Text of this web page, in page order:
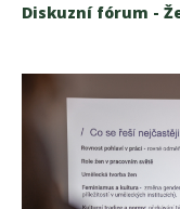
Diskuzní fórum -